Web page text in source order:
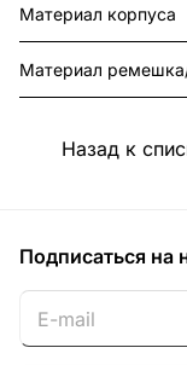
Материал корпуса
Материал
Назад к
Подписаться на